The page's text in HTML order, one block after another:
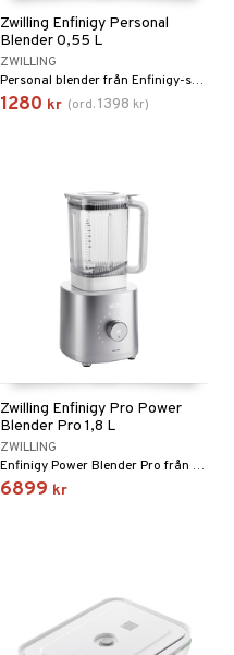
Zwilling Enfinigy Personal
Blender 0,55 L
ZWILLING
Personal blender från Enfinigy-serien från Zwilling.
1280 kr (ord.1398 kr)
Zwilling Enfinigy Pro Power
Blender Pro 1,8 L
ZWILLING
Enfinigy Power Blender Pro från Zwilling är en mixer med hög prestanda, otroligt tyst DC-motor med låg slitstyrka, kraftfull och hållbar.
6899 kr